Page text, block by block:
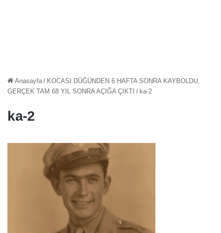
Anasayfa / KOCASI DÜĞÜNDEN 6 HAFTA SONRA KAYBOLDU,
GERÇEK TAM 68 YIL SONRA AÇIĞA ÇIKTI / ka-2
ka-2